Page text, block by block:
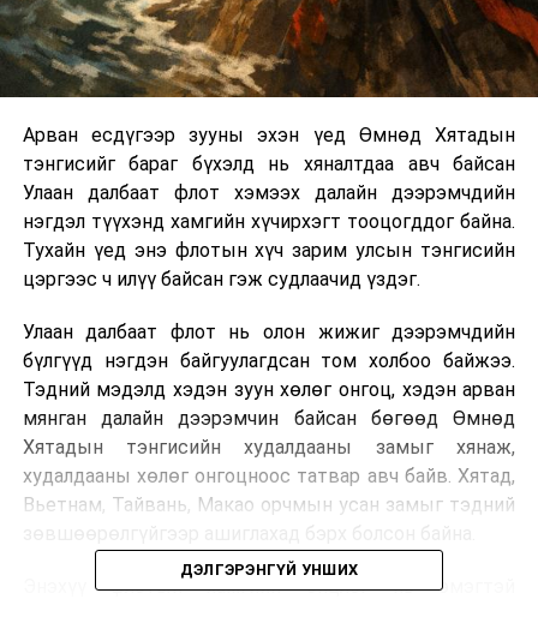
Арван есдүгээр зууны эхэн үед Өмнөд Хятадын
тэнгисийг бараг бүхэлд нь хяналтдаа авч байсан
Улаан далбаат флот хэмээх далайн дээрэмчдийн
нэгдэл түүхэнд хамгийн хүчирхэгт тооцогддог байна.
Тухайн үед энэ флотын хүч зарим улсын тэнгисийн
цэргээс ч илүү байсан гэж судлаачид үздэг.
Улаан далбаат флот нь олон жижиг дээрэмчдийн
бүлгүүд нэгдэн байгуулагдсан том холбоо байжээ.
Тэдний мэдэлд хэдэн зуун хөлөг онгоц, хэдэн арван
мянган далайн дээрэмчин байсан бөгөөд Өмнөд
Хятадын тэнгисийн худалдааны замыг хянаж,
худалдааны хөлөг онгоцноос татвар авч байв. Хятад,
Вьетнам, Тайвань, Макао орчмын усан замыг тэдний
Энэхүү флотын хамгийн онцлог нь эмэгтэй
ДЭЛГЭРЭНГҮЙ УНШИХ